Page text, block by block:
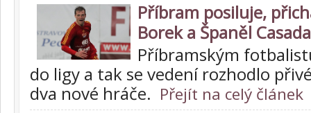
Příbram posiluje,
Borek a Španěl Casada
Příbramským
do ligy a tak se vedení rozhodlo
dva nové hráče. Přejít na celý článek